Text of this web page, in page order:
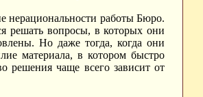
нерациональности работы Бюро.
решать вопросы, в которых они
Но даже тогда, когда они
материала, в котором быстро
решения чаще всего зависит от